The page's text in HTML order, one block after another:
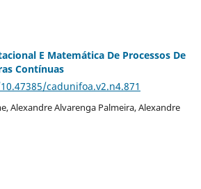
E Matemática De Processos De
Contínuas
cadunifoa.v2.n4.871
Alexandre Alvarenga Palmeira, Alexandre